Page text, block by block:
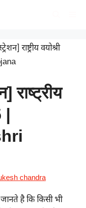
राष्ट्रीय वयोश्री
राष्ट्रीय
|
chandra
है कि किसी भी